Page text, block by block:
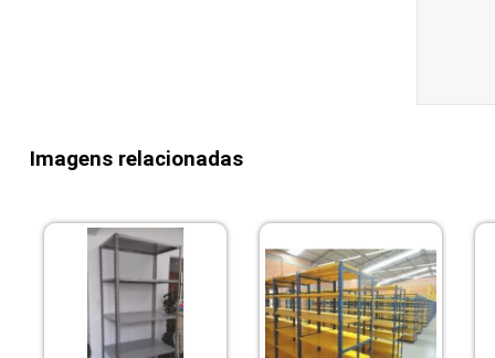
Imagens relacionadas